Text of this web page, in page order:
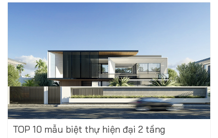
TOP 10 mẫu biệt thự hiện đại 2 tầng